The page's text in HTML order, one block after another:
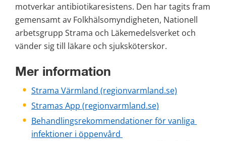
motverkar antibiotikaresistens. Den har tagits fram
gemensamt av Folkhälsomyndigheten, Nationell
arbetsgrupp Strama och Läkemedelsverket och
vänder sig till läkare och sjuksköterskor.
Mer information
Strama Värmland (regionvarmland.se)
Stramas App (regionvarmland.se)
Behandlingsrekommendationer för vanliga
infektioner i öppenvård